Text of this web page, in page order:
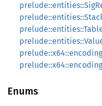
Enums